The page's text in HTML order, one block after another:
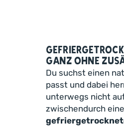
ganz ohne
Du suchst einen
passt und dabei
unterwegs nicht
zwischendurch